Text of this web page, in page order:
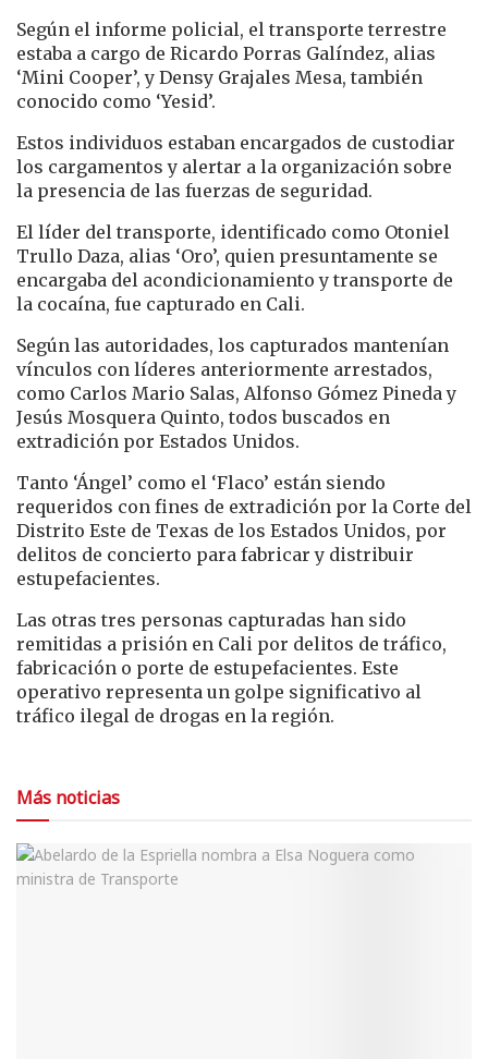
Según el informe policial, el transporte terrestre
estaba a cargo de Ricardo Porras Galíndez, alias
‘Mini Cooper’, y Densy Grajales Mesa, también
conocido como ‘Yesid’.
Estos individuos estaban encargados de custodiar
los cargamentos y alertar a la organización sobre
la presencia de las fuerzas de seguridad.
El líder del transporte, identificado como Otoniel
Trullo Daza, alias ‘Oro’, quien presuntamente se
encargaba del acondicionamiento y transporte de
la cocaína, fue capturado en Cali.
Según las autoridades, los capturados mantenían
vínculos con líderes anteriormente arrestados,
como Carlos Mario Salas, Alfonso Gómez Pineda y
Jesús Mosquera Quinto, todos buscados en
extradición por Estados Unidos.
Tanto ‘Ángel’ como el ‘Flaco’ están siendo
requeridos con fines de extradición por la Corte del
Distrito Este de Texas de los Estados Unidos, por
delitos de concierto para fabricar y distribuir
estupefacientes.
Las otras tres personas capturadas han sido
remitidas a prisión en Cali por delitos de tráfico,
fabricación o porte de estupefacientes. Este
operativo representa un golpe significativo al
tráfico ilegal de drogas en la región.
Más noticias